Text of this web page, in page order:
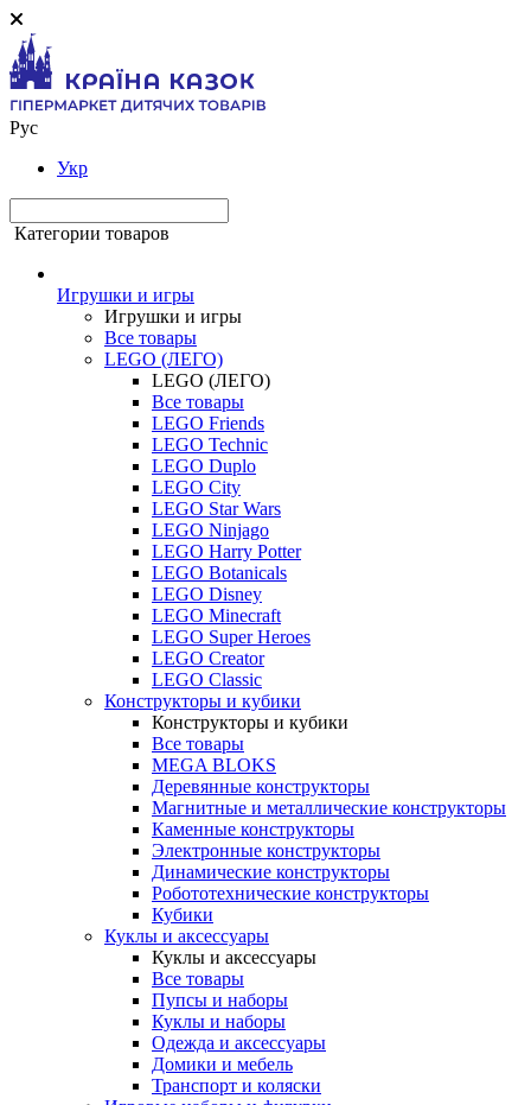
Рус
Укр
Категории товаров
Игрушки и игры
Игрушки и игры
Все товары
LEGO (ЛЕГО)
LEGO (ЛЕГО)
Все товары
LEGO Friends
LEGO Technic
LEGO Duplo
LEGO City
LEGO Star Wars
LEGO Ninjago
LEGO Harry Potter
LEGO Botanicals
LEGO Disney
LEGO Minecraft
LEGO Super Heroes
LEGO Creator
LEGO Classic
Конструкторы и кубики
Конструкторы и кубики
Все товары
MEGA BLOKS
Деревянные конструкторы
Магнитные и металлические конструкторы
Каменные конструкторы
Электронные конструкторы
Динамические конструкторы
Робототехнические конструкторы
Кубики
Куклы и аксессуары
Куклы и аксессуары
Все товары
Пупсы и наборы
Куклы и наборы
Одежда и аксессуары
Домики и мебель
Транспорт и коляски